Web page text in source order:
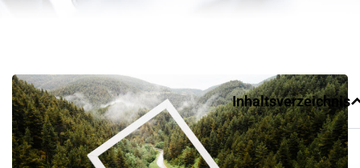
Inhaltsverzeichnis